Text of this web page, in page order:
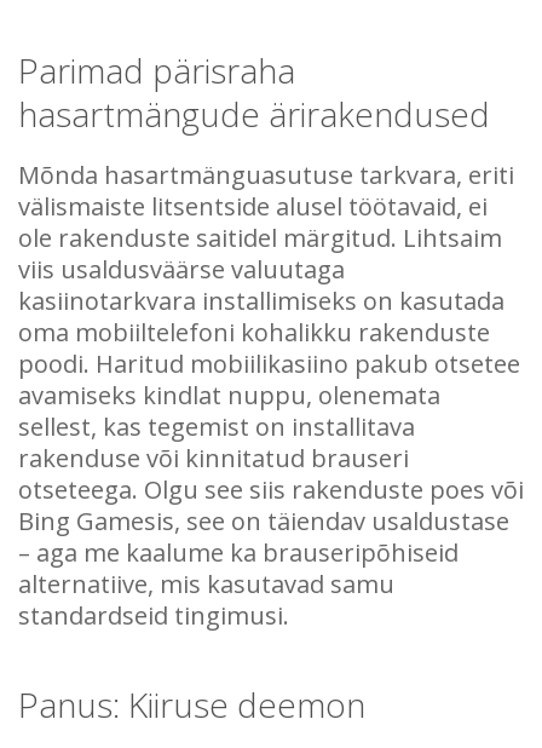
Parimad pärisraha
hasartmängude ärirakendused
Mõnda hasartmänguasutuse tarkvara, eriti
välismaiste litsentside alusel töötavaid, ei
ole rakenduste saitidel märgitud. Lihtsaim
viis usaldusväärse valuutaga
kasiinotarkvara installimiseks on kasutada
oma mobiiltelefoni kohalikku rakenduste
poodi. Haritud mobiilikasiino pakub otsetee
avamiseks kindlat nuppu, olenemata
sellest, kas tegemist on installitava
rakenduse või kinnitatud brauseri
otseteega. Olgu see siis rakenduste poes või
Bing Gamesis, see on täiendav usaldustase
– aga me kaalume ka brauseripõhiseid
alternatiive, mis kasutavad samu
standardseid tingimusi.
Panus: Kiiruse deemon